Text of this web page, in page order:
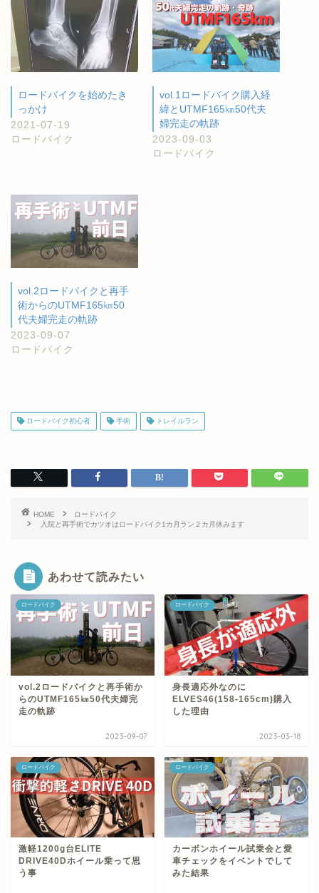
ロードバイクを始めたき
っかけ
2021-07-19
ロードバイク
vol.1ロードバイク購入経
緯とUTMF165㎞50代夫
婦完走の軌跡
2023-09-03
ロードバイク
vol.2ロードバイクと再手
術からのUTMF165㎞50
代夫婦完走の軌跡
2023-09-07
ロードバイク
ロードバイク初心者 手術 トレイルラン
HOME
ロードバイク
入院と再手術でカツオはロードバイク1カ月ラン２カ月休みます
あわせて読みたい
ロードバイク
vol.2ロードバイクと再手術か
らのUTMF165㎞50代夫婦完
走の軌跡
2023-09-07
ロードバイク
身長適応外なのに
ELVES46(158-165cm)購入
した理由
2023-03-18
ロードバイク
激軽1200g台ELITE
DRIVE40Dホイール乗って思
う事
ロードバイク
カーボンホイール試乗会と愛
車チェックをイベントでして
みた結果